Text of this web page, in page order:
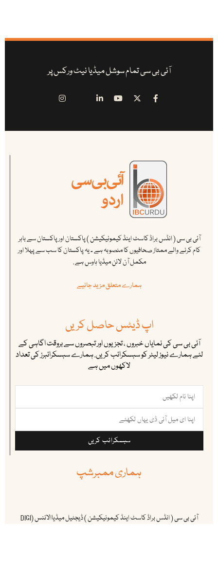
آئی بی سی تمام سوشل میڈیا نیٹ ورکس پر
آئی بی سی ( انڈس براڈ کاسٹ اینڈ کیمونیکیشن ) پاکستان اور پاکستان سے باہر
کام کرنے والے ممتاز صحافیوں کا منصوبہ ہے ۔ یہ پاکستان کا سب سے پہلا اور
مکمل آن لائن میڈیا ہاوس ہے .
ہمارے متعلق مزید جانیے
اپ ڈیٹس حاصل کریں
آئی بی سی کی نمایاں خبروں ، تجزیوں اور تبصروں سے بروقت اگاہی کے
لئے ہمارے نیوز لیٹر کو سبسکرائب کریں. ہمارے سبسکرائبرز کی تعداد
لاکھوں میں ہے
سبسکرائب کریں
ہماری ممبرشپ
آئی بی سی ( انڈس براڈ کاسٹ اینڈ کیمونیکیشن ) ڈیجٹیل میڈیاالائنس (DIGI